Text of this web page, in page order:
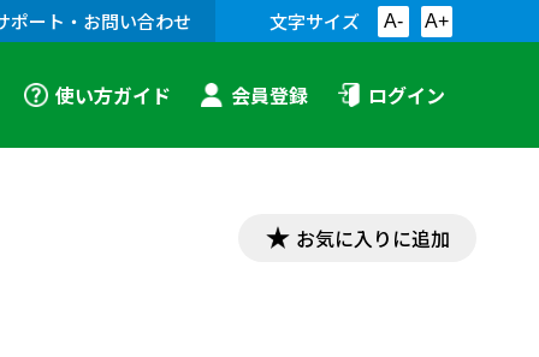
ポート・お問い合わせ 文字サイズ A- A+
使い方ガイド 会員登録 ログイン
お気に入りに追加